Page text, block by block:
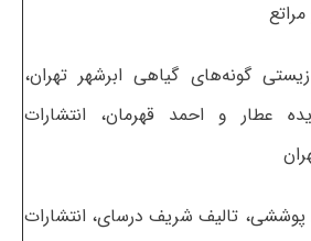
گونه‌های گیاهی ابرشهر تهران،
عطار و احمد قهرمان، انتشارات
پوششی، تالیف شریف درسای، انتشارات